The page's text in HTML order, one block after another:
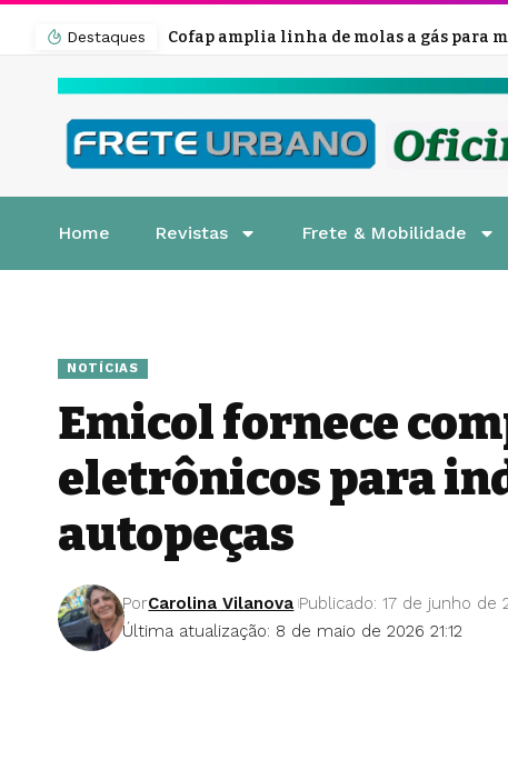
Destaques
Home Revistas Frete & Mobilidade
NOTÍCIAS
Emicol fornece
eletrônicos para
autopeças
Última atualização: 8 de maio de 2026 21:12
PorCarolina Vilanova Publicado: 17 de junho de